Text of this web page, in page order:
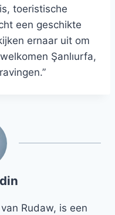
toeristische
een geschikte
ernaar uit om
Şanlıurfa,
Rudaw, is een